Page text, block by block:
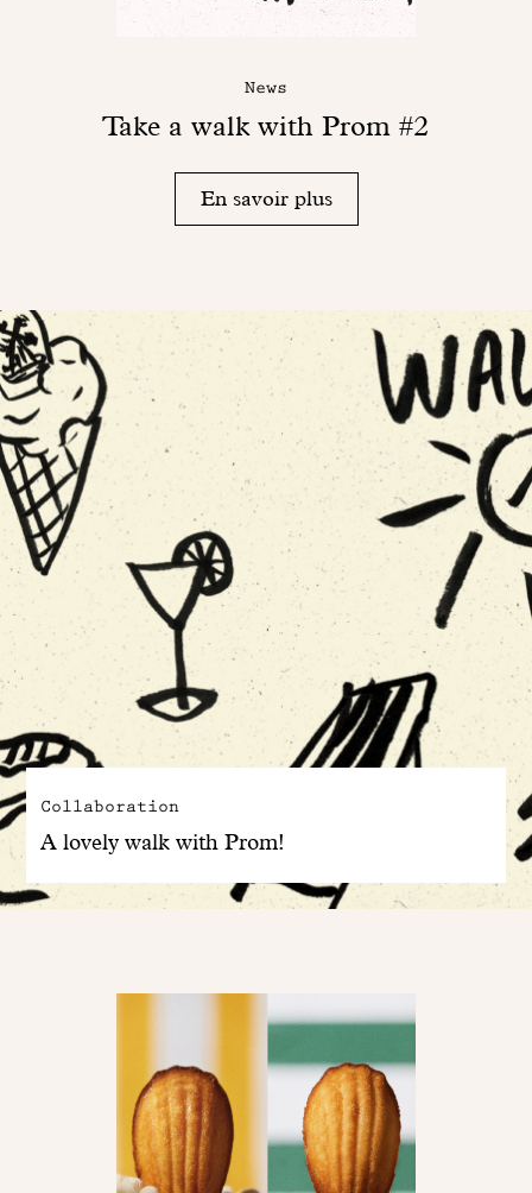
News
Take a walk with Prom #2
En savoir plus
Collaboration
A lovely walk with Prom!